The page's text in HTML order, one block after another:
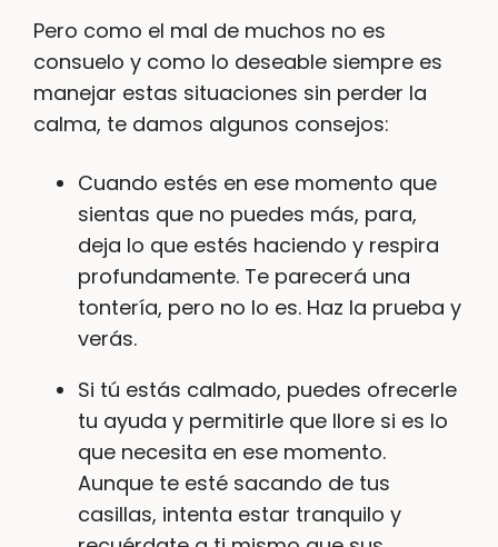
Pero como el mal de muchos no es
consuelo y como lo deseable siempre es
manejar estas situaciones sin perder la
calma, te damos algunos consejos:
Cuando estés en ese momento que
sientas que no puedes más, para,
deja lo que estés haciendo y respira
profundamente. Te parecerá una
tontería, pero no lo es. Haz la prueba y
verás.
Si tú estás calmado, puedes ofrecerle
tu ayuda y permitirle que llore si es lo
que necesita en ese momento.
Aunque te esté sacando de tus
casillas, intenta estar tranquilo y